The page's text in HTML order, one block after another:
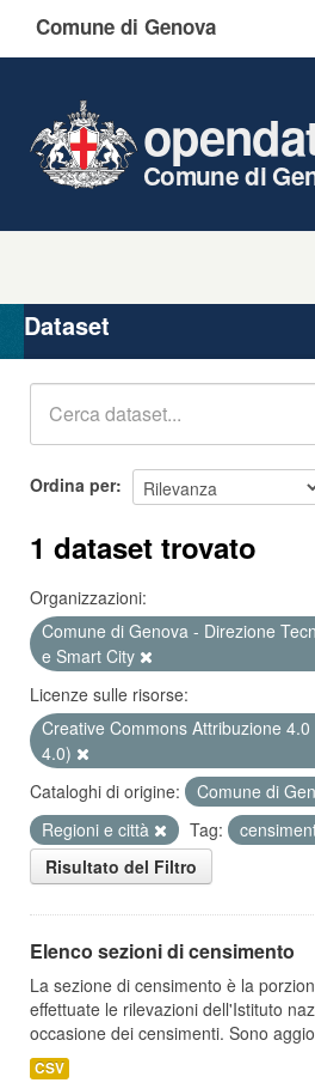
Comune di Genova
Comune di
Organizzazioni
Gruppi
Dataset
Ordina per
1 dataset trovato
Organizzazioni:
Comune di Genova - Direzione
e Smart City
Licenze sulle risorse:
Creative Commons Attribuzione
4.0)
Cataloghi di origine:
Comune di
Regioni e città
Tag:
Risultato del Filtro
Elenco sezioni di censimento
La sezione di censimento è la
effettuate le rilevazioni dell'Istituto
occasione dei censimenti. Sono
CSV